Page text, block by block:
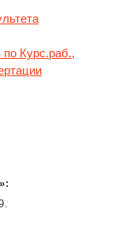
Курс.раб.,